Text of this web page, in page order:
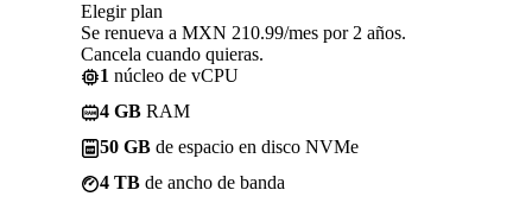
Elegir plan
Se renueva a MXN 210.99/mes por 2 años.
Cancela cuando quieras.
1 núcleo de vCPU
4 GB RAM
50 GB de espacio en disco NVMe
4 TB de ancho de banda